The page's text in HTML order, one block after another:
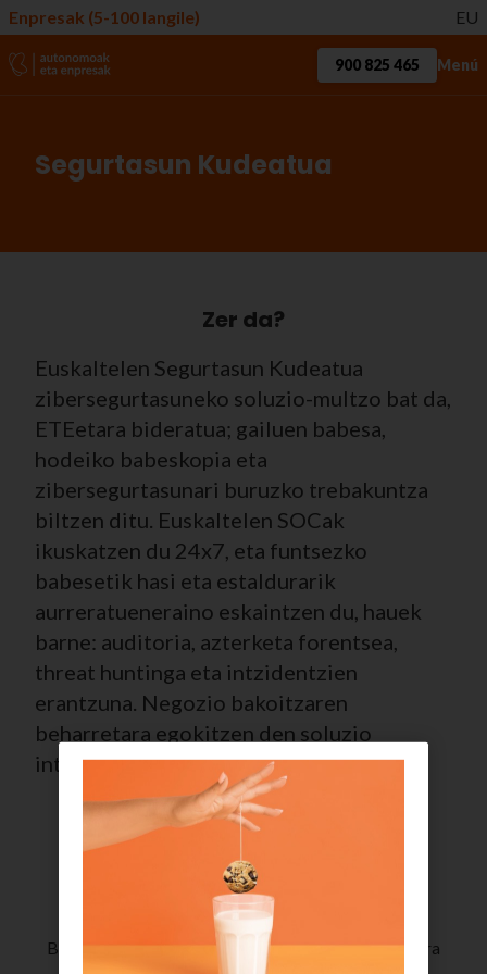
Enpresak (5-100 langile) EU
900 825 465 Menú
Segurtasun Kudeatua
Zer da?
Euskaltelen Segurtasun Kudeatua
zibersegurtasuneko soluzio-multzo bat da,
ETEetara bideratua; gailuen babesa,
hodeiko babeskopia eta
zibersegurtasunari buruzko trebakuntza
biltzen ditu. Euskaltelen SOCak
ikuskatzen du 24x7, eta funtsezko
babesetik hasi eta estaldurarik
aurreratueneraino eskaintzen du, hauek
barne: auditoria, azterketa forentsea,
threat huntinga eta intzidentzien
erantzuna. Negozio bakoitzaren
beharretara egokitzen den soluzio
integral eta eskalagarria.
Babes integrala eta enpresa bakoitzaren beharretara